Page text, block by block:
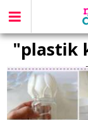
"plastik
yazılar